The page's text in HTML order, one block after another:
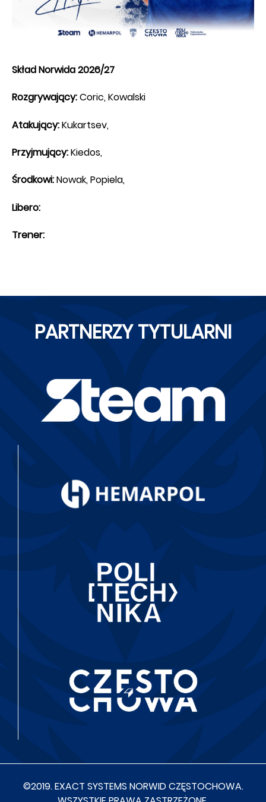
Skład Norwida 2026/27
Rozgrywający:Coric, Kowalski
Atakujący:Kukartsev,
Przyjmujący:Kiedos,
Środkowi:Nowak, Popiela,
Libero:
Trener:
PARTNERZY TYTULARNI
©2019. EXACT SYSTEMS NORWID CZĘSTOCHOWA.